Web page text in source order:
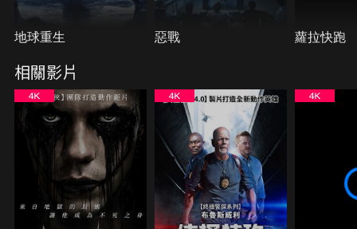
地球重生 惡戰 蘿拉快跑
相關影片